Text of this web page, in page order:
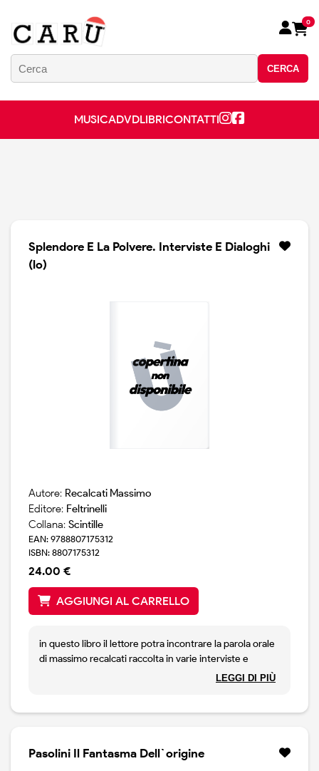
CERCA
0
MUSICADVDLIBRICONTATTI
Splendore E La Polvere. Interviste E Dialoghi
(lo)
Autore: Recalcati Massimo
Editore: Feltrinelli
Collana: Scintille
EAN: 9788807175312
ISBN: 8807175312
24.00 €
AGGIUNGI AL CARRELLO
in questo libro il lettore potra incontrare la parola orale
di massimo recalcati raccolta in varie interviste e
dialoghi. tutti i temi che caratterizzano la sua ricerca
melanconia e la nostalgia, il rapporto della psicoanalisi
con la pratica dell`arte e con la tradizione biblica.
LEGGI DI PIÙ
Pasolini Il Fantasma Dell`origine